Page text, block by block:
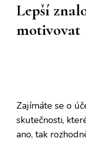
Lepší
motivovat
Zajímáte se o
skutečnosti,
ano, tak